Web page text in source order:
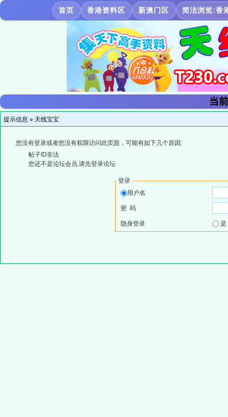
首页 香港资料区 新澳门区 简洁浏览:香
当
提示信息 » 天线宝宝
您没有登录或者您没有权限访问此页面，可能有如下几个原因:
帖子ID非法
您还不是论坛会员,请先登录论坛
登录
用户名
密 码
隐身登录